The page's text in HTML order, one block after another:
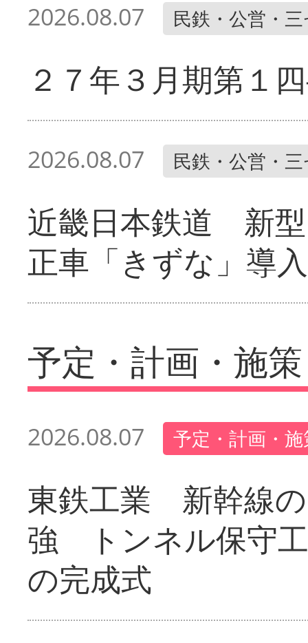
2026.08.07 民鉄・公営・
２７年３月期第１
2026.08.07 民鉄・公営・
近畿日本鉄道 新
正車「きずな」導入
予定・計画・施策
2026.08.07 予定・計画・
東鉄工業 新幹線
強 トンネル保守
の完成式